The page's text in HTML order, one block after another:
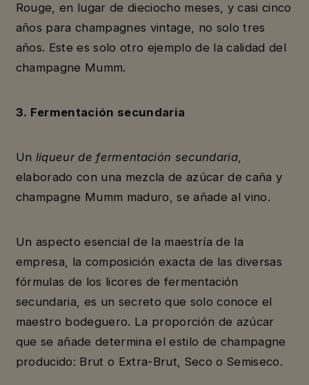
Rouge, en lugar de dieciocho meses, y casi cinco
años para champagnes vintage, no solo tres
años. Este es solo otro ejemplo de la calidad del
champagne Mumm.
3. Fermentación secundaria
Un liqueur de fermentación secundaria
elaborado con una mezcla de azúcar de caña y
champagne Mumm maduro, se añade al vino.
Un aspecto esencial de la maestría de la
empresa, la composición exacta de las diversas
fórmulas de los licores de fermentación
secundaria, es un secreto que solo conoce el
maestro bodeguero. La proporción de azúcar
que se añade determina el estilo de champagne
producido: Brut o Extra-Brut, Seco o Semiseco.